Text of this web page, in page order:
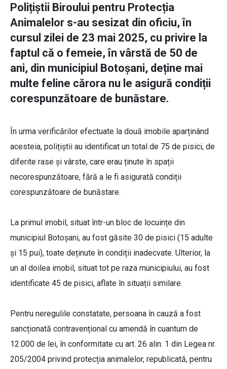
Polițiștii Biroului pentru Protecția
Animalelor s-au sesizat din oficiu, în
cursul zilei de 23 mai 2025, cu privire la
faptul că o femeie, în vârstă de 50 de
ani, din municipiul Botoșani, deține mai
multe feline cărora nu le asigură condiții
corespunzătoare de bunăstare.
În urma verificărilor efectuate la două imobile aparținând
acesteia, polițiștii au identificat un total de 75 de pisici, de
diferite rase și vârste, care erau ținute în spații
necorespunzătoare, fără a le fi asigurată condiții
corespunzătoare de bunăstare.
La primul imobil, situat într-un bloc de locuințe din
municipiul Botoșani, au fost găsite 30 de pisici (15 adulte
și 15 pui), toate deținute în condiții inadecvate. Ulterior, la
un al doilea imobil, situat tot pe raza municipiului, au fost
identificate 45 de pisici, aflate în situații similare.
Pentru neregulile constatate, persoana în cauză a fost
sancționată contravențional cu amendă în cuantum de
12.000 de lei, în conformitate cu art. 26 alin. 1 din Legea nr.
205/2004 privind protecția animalelor, republicată, pentru